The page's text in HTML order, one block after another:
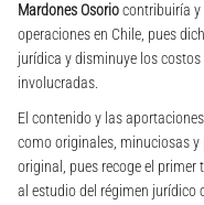
Mardones Osoriocontribuiría
operaciones en Chile, pues
jurídica y disminuye los
involucradas.
El contenido y las
como originales, minuciosas y
original, pues recoge el
al estudio del régimen jurídico